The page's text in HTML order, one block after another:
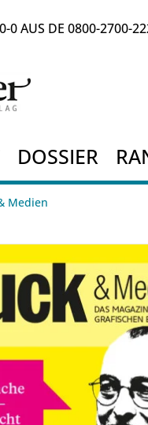
0AUS DE 0800-2700-
DOSSIER
Medien